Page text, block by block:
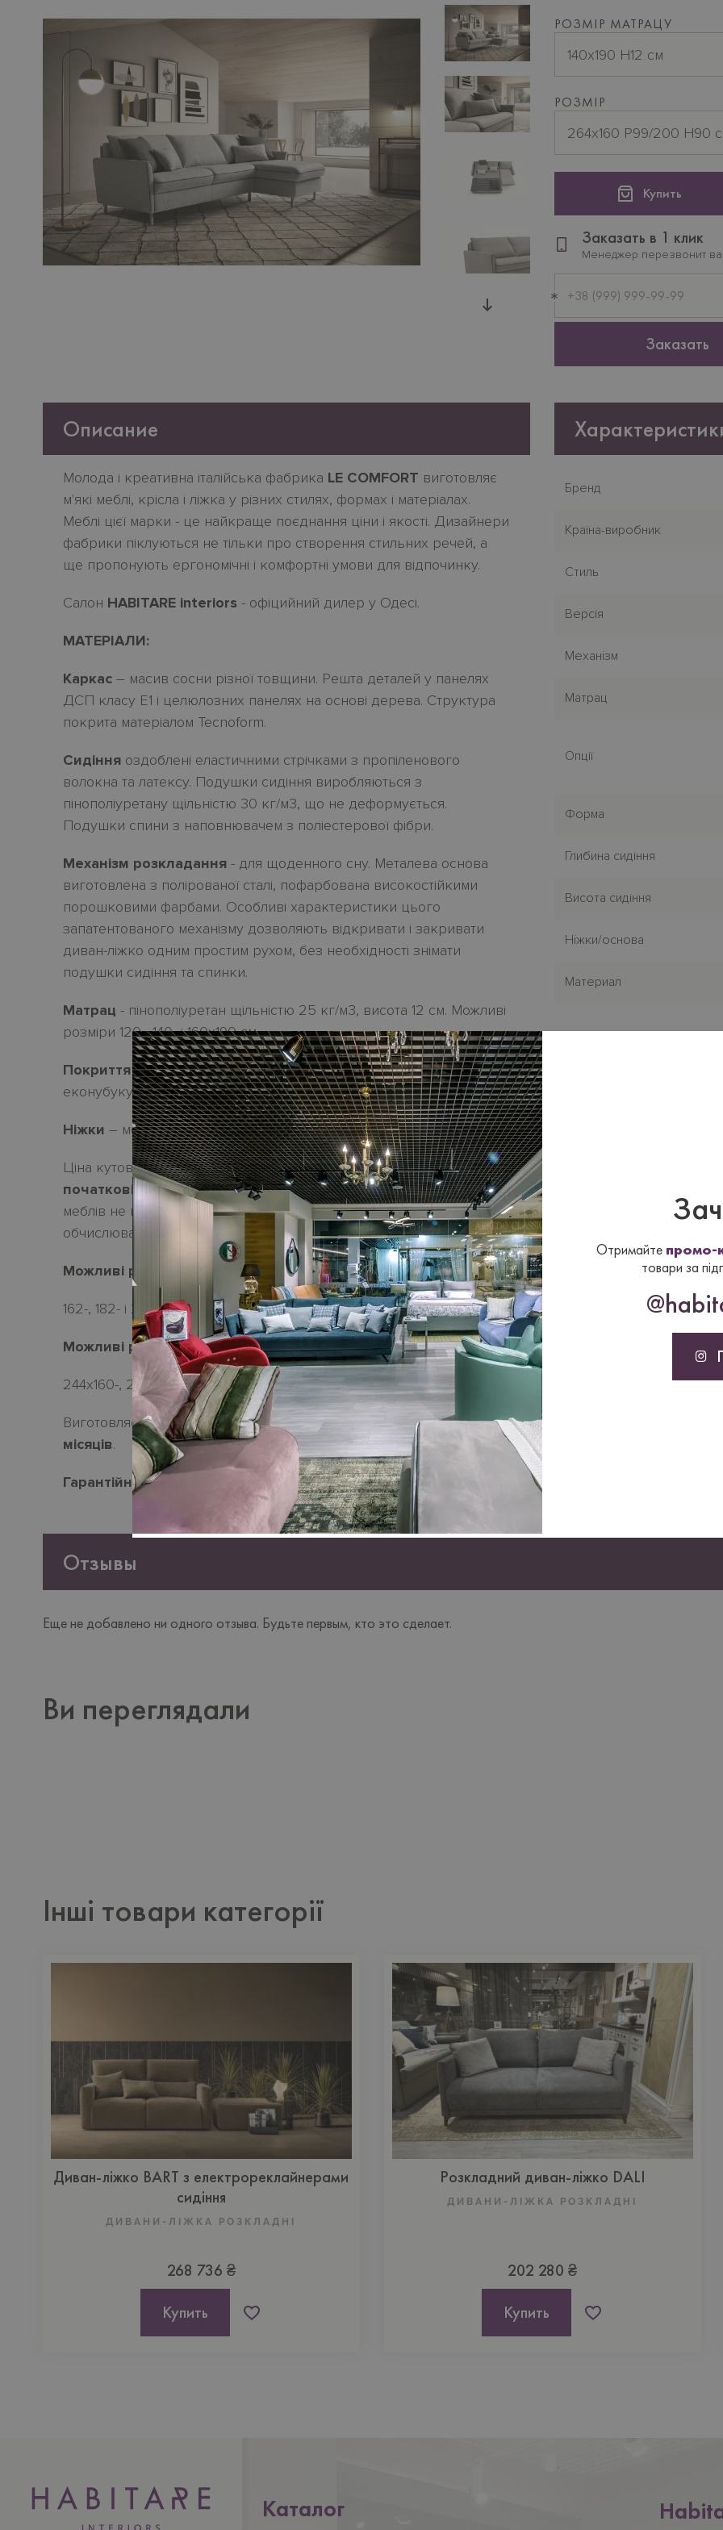
Отримайте промо-
товари за
РОЗМІР МАТРАЦУ
140х190 H12 см
РОЗМІР
264х160 P99/200 H90
Купить
Заказать в 1 клик
Менеджер перезвонит
телефон
Заказать
Описание
Молода і креативна італійська фабрика LE COMFORT виготовляє
м'які меблі, крісла і ліжка у різних стилях, формах і матеріалах.
Меблі цієї марки - це найкраще поєднання ціни і якості. Дизайнери
фабрики піклуються не тільки про створення стильних речей, а
ще пропонують ергономічнi і комфортнi умови для відпочинку.
Салон HABITARE interiors- офіцийний дилер у Одесі.
МАТЕРІАЛИ:
Каркас – масив сосни різної товщини. Решта деталей у панелях
ДСП класу Е1 і целюлозних панелях на основі дерева. Структура
покрита матеріалом Tecnoform.
Сидінняоздоблені еластичними стрічками з пропіленового
волокна та латексу. Подушки сидіння виробляються з
пінополіуретану щільністю 30 кг/м3, що не деформується.
Подушки спини з наповнювачем з поліестерової фібри.
Механізм розкладання - для щоденного сну. Металева основа
виготовлена з полірованої сталі, пофарбована високостійкими
порошковими фарбами. Особливі характеристики цього
запатентованого механізму дозволяють відкривати і закривати
диван-ліжко одним простим рухом, без необхідності знімати
подушки сидіння та спинки.
Матрац - пінополіуретан щільністю 25 кг/м3, висота 12 см. Можливі
розміри 120-, 140- і 160х190 см.
Покриття– знiмнiчохли з тканини, частково знiмнiз екошкiри і
еконубуку.
Ніжки – металевіH12см у алюмінієвому кольорі.
Ціна кутового розкладного дивана-ліжкаBALIна сайті – у
початковій категорії тканини.У стандартну комплектаціюм’яких
меблів не входять декоративні подушки,ціну наякі треба
обчислювати
Можливі розміри лінійного дивана-ліжка:
162-, 182- і 202 см | глибина 99/200 см | висота H90 см.
Можливі розміри кутового дивана-ліжка:
244х160-, 264х160- і 284х160 см.
Виготовляється під замовлення. Термін постачання з Італіїдо 2,5
місяців.
Гарантійний термін - 18 місяців.
Бренд
Країна-виробник
Стиль
Версія
Механiзм
Матрац
Опції
Форма
Глибина сидіння
Висота сидіння
Нiжки/основа
Материал
Отзывы
Еще не добавлено ни одного отзыва. Будьте первым, кто это сделает.
Ви переглядали
Інші товари категорії
Диван-ліжко BART з електрореклайнерами
сидіння
ДИВАНИ-ЛІЖКА РОЗКЛАДНІ
268 736 ₴
Купить
Розкладний диван-ліжко DALI
ДИВАНИ-ЛІЖКА РОЗКЛАДНІ
202 280 ₴
Купить
Каталог
Нижній